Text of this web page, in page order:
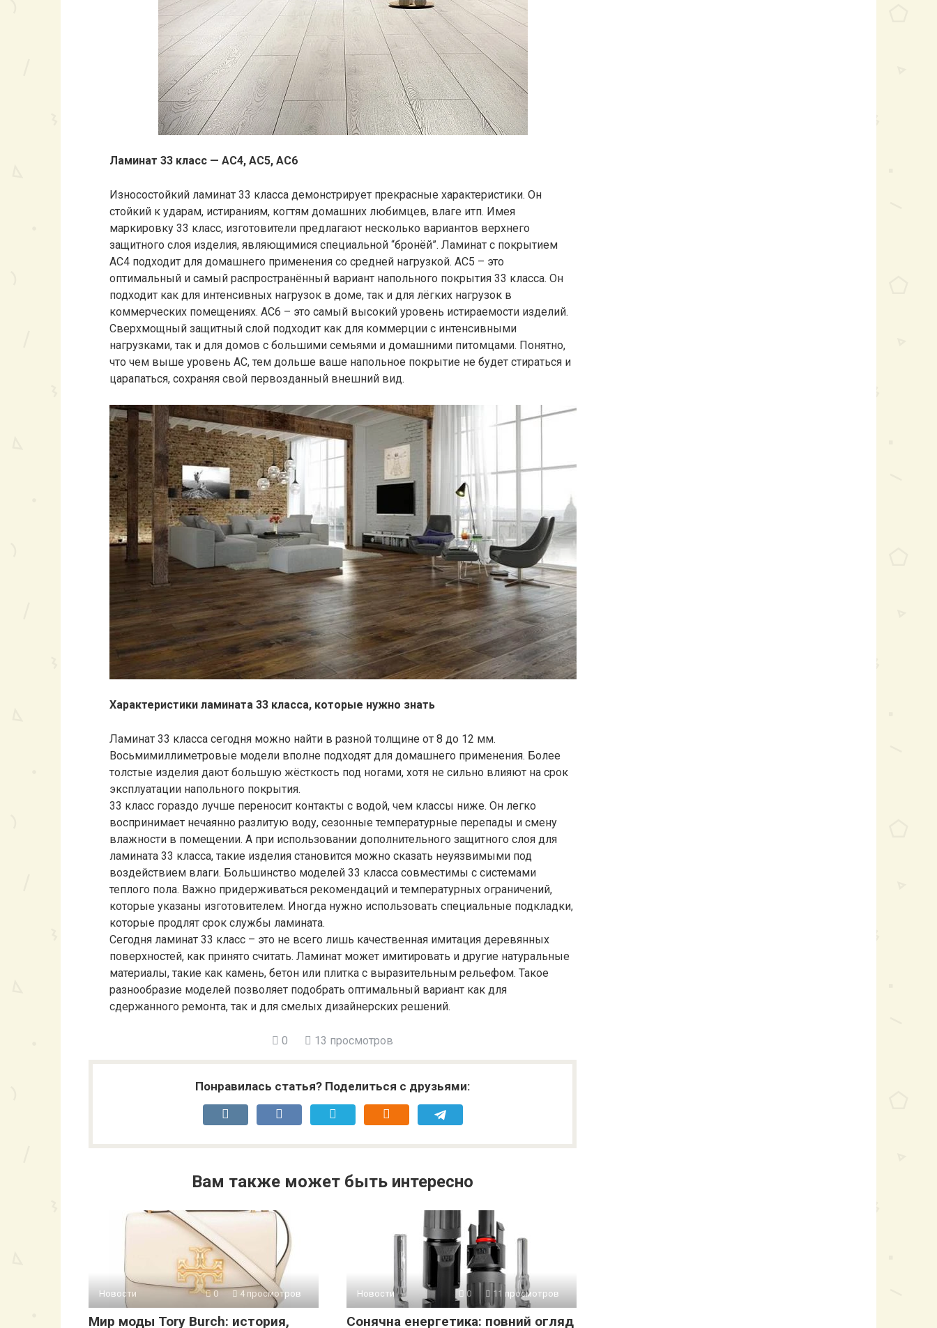
Ламинат 33 класс — AC4, AC5, AC6
Износостойкий ламинат 33 класса демонстрирует прекрасные характеристики. Он
стойкий к ударам, истираниям, когтям домашних любимцев, влаге итп. Имея
маркировку 33 класс, изготовители предлагают несколько вариантов верхнего
защитного слоя изделия, являющимися специальной “бронёй”. Ламинат с покрытием
АС4 подходит для домашнего применения со средней нагрузкой. АС5 – это
оптимальный и самый распространённый вариант напольного покрытия 33 класса. Он
подходит как для интенсивных нагрузок в доме, так и для лёгких нагрузок в
коммерческих помещениях. АС6 – это самый высокий уровень истираемости изделий.
Сверхмощный защитный слой подходит как для коммерции с интенсивными
нагрузками, так и для домов с большими семьями и домашними питомцами. Понятно,
что чем выше уровень АС, тем дольше ваше напольное покрытие не будет стираться и
царапаться, сохраняя свой первозданный внешний вид.
Характеристики ламината 33 класса, которые нужно знать
Ламинат 33 класса сегодня можно найти в разной толщине от 8 до 12 мм.
Восьмимиллиметровые модели вполне подходят для домашнего применения. Более
толстые изделия дают большую жёсткость под ногами, хотя не сильно влияют на срок
эксплуатации напольного покрытия.
33 класс гораздо лучше переносит контакты с водой, чем классы ниже. Он легко
воспринимает нечаянно разлитую воду, сезонные температурные перепады и смену
влажности в помещении. А при использовании дополнительного защитного слоя для
ламината 33 класса, такие изделия становится можно сказать неуязвимыми под
воздействием влаги. Большинство моделей 33 класса совместимы с системами
теплого пола. Важно придерживаться рекомендаций и температурных ограничений,
которые указаны изготовителем. Иногда нужно использовать специальные подкладки,
которые продлят срок службы ламината.
Сегодня ламинат 33 класс – это не всего лишь качественная имитация деревянных
поверхностей, как принято считать. Ламинат может имитировать и другие натуральные
материалы, такие как камень, бетон или плитка с выразительным рельефом. Такое
разнообразие моделей позволяет подобрать оптимальный вариант как для
сдержанного ремонта, так и для смелых дизайнерских решений.
0 13 просмотров
Понравилась статья? Поделиться с друзьями:
Вам также может быть интересно
Новости 0 4 просмотров
Мир моды Tory Burch: история,
Новости 0 11 просмотров
Сонячна енергетика: повний огляд